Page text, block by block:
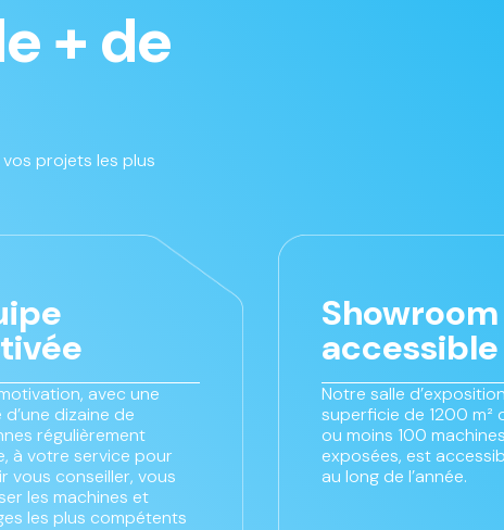
+ de
projets les plus
avec une
dizaine de
régulièrement
à votre service pour
vous conseiller, vous
les machines et
les plus compétents
Showroom
accessible
Notre salle
superficie de 1200 m²
ou moins 100
exposées, est
au long de l’année.